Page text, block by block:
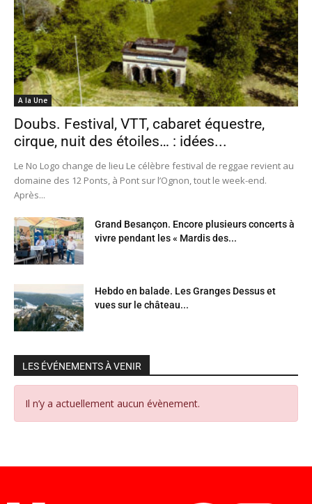
A la Une
Doubs. Festival, VTT, cabaret équestre,
cirque, nuit des étoiles… : idées...
Le No Logo change de lieu Le célèbre festival de reggae revient au
domaine des 12 Ponts, à Pont sur l’Ognon, tout le week-end.
Après...
Grand Besançon. Encore plusieurs concerts à
vivre pendant les « Mardis des...
Hebdo en balade. Les Granges Dessus et
vues sur le château...
LES ÉVÉNEMENTS À VENIR
Il n’y a actuellement aucun évènement.